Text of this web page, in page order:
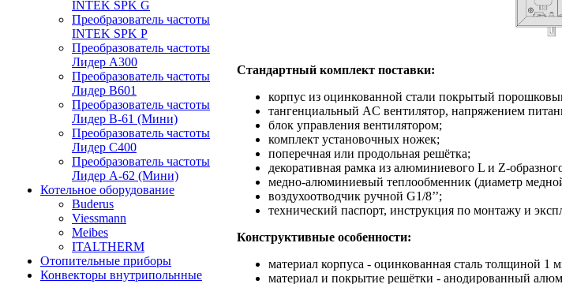
INTEK SPK G
Преобразователь частоты
INTEK SPK P
Преобразователь частоты
Лидер А300
Преобразователь частоты
Лидер B601
Преобразователь частоты
Лидер В-61 (Мини)
Преобразователь частоты
Лидер С400
Преобразователь частоты
Лидер А-62 (Мини)
Котельное оборудование
Buderus
Viessmann
Meibes
ITALTHERM
Отопительные приборы
Конвекторы внутрипольнные
Стандартный комплект поставки:
корпус из оцинкованной стали покрытый
тангенциальный AC вентилятор, напряжением
блок управления вентилятором;
комплект установочных ножек;
поперечная или продольная решётка;
декоративная рамка из алюминиевого L и Z-
медно-алюминиевый теплообменник (диаметр
воздухоотводчик ручной G1/8’’;
технический паспорт, инструкция по монтажу и
Конструктивные особенности:
материал корпуса - оцинкованная сталь толщиной
материал и покрытие решётки - анодированный